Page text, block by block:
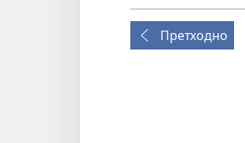
Претходно